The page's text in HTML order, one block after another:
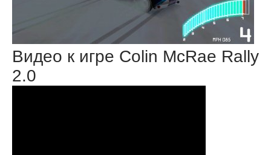
Видео к игре Colin McRae Rally
2.0